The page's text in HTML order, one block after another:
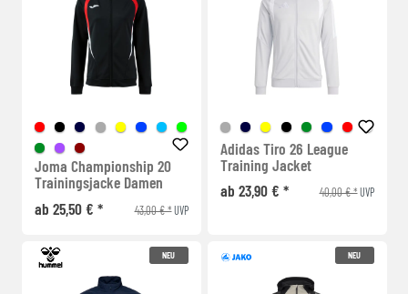
Joma Championship 20
Trainingsjacke Damen
ab 25,50 € *
43,00 € *UVP
Adidas Tiro 26 League
Training Jacket
ab 23,90 € *
40,00 € *UVP
NEU NEU